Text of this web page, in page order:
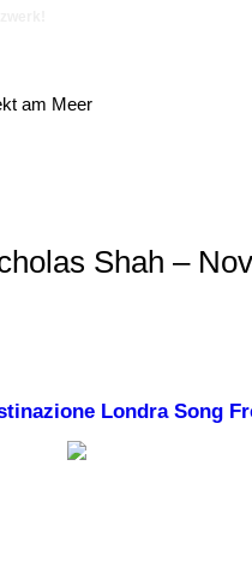
am Meer
Shah –
Londra Song